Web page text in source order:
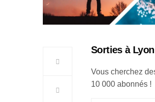
Sorties à
Vous cherchez
10 000 abonnés !